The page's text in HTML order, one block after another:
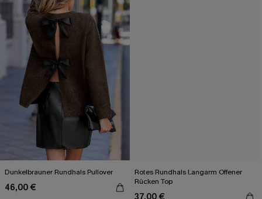
Dunkelbrauner Rundhals Pullover
46,00 €
Rotes Rundhals Langarm Offener
Rücken Top
37,00 €